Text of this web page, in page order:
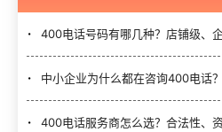
400电话号码有哪几种？店铺级、
中小企业为什么都在咨询400电话
400电话服务商怎么选？合法性、